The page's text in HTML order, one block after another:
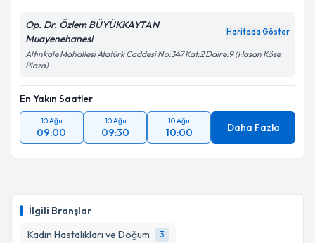
İlgili Branşlar
Kadın Hastalıkları ve Doğum
3
Op. Dr. Özlem BÜYÜKKAYTAN
Muayenehanesi
Haritada Göster
Altınkale Mahallesi Atatürk Caddesi No:347 Kat:2 Daire:9 (Hasan Köse
Plaza)
En Yakın Saatler
10 Ağu
09:00
10 Ağu
09:30
10 Ağu
10:00 Daha Fazla